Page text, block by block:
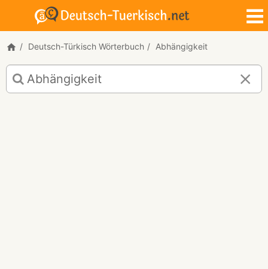
Deutsch-Türkisch Wörterbuch Abhängigkeit
Deutsch-
Türkisch
Übersetzung